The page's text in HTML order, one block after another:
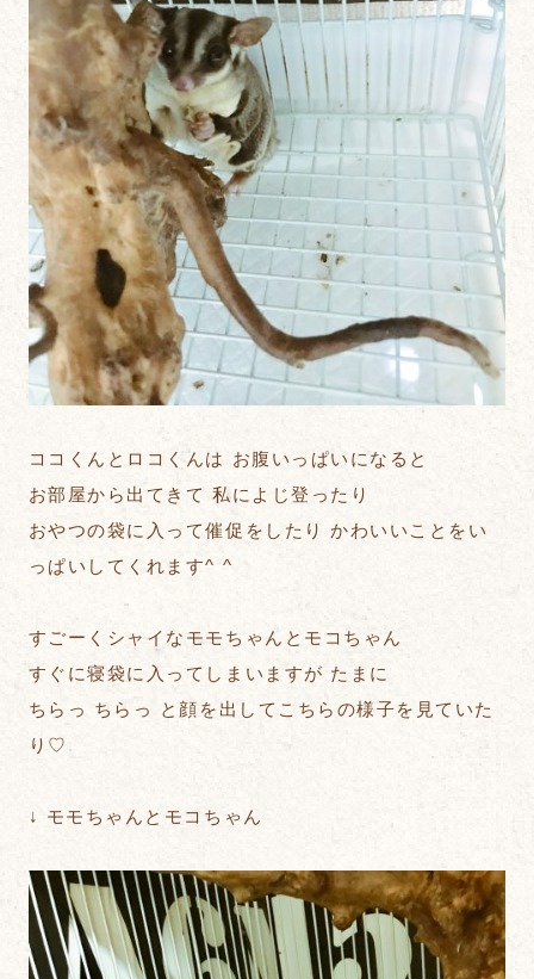
ココくんとロコくんは お腹いっぱいになると
お部屋から出てきて 私によじ登ったり
おやつの袋に入って催促をしたり かわいいことをい
っぱいしてくれます^ ^
すごーくシャイなモモちゃんとモコちゃん
すぐに寝袋に入ってしまいますが たまに
ちらっ ちらっ と顔を出してこちらの様子を見ていた
り♡
↓ モモちゃんとモコちゃん